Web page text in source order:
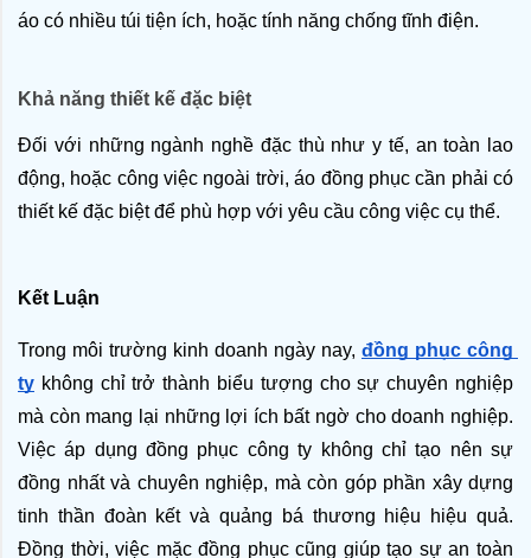
áo có nhiều túi tiện ích, hoặc tính năng chống tĩnh điện.
Khả năng thiết kế đặc biệt
Đối với những ngành nghề đặc thù như y tế, an toàn lao
động, hoặc công việc ngoài trời, áo đồng phục cần phải có
thiết kế đặc biệt để phù hợp với yêu cầu công việc cụ thể.
Kết Luận
Trong môi trường kinh doanh ngày nay, đồng phục công
ty không chỉ trở thành biểu tượng cho sự chuyên nghiệp
mà còn mang lại những lợi ích bất ngờ cho doanh nghiệp.
Việc áp dụng đồng phục công ty không chỉ tạo nên sự
đồng nhất và chuyên nghiệp, mà còn góp phần xây dựng
tinh thần đoàn kết và quảng bá thương hiệu hiệu quả.
Đồng thời, việc mặc đồng phục cũng giúp tạo sự an toàn